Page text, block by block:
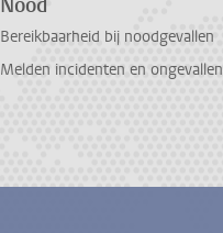
Nood
Bereikbaarheid bij noodgevallen
Melden incidenten en ongevallen